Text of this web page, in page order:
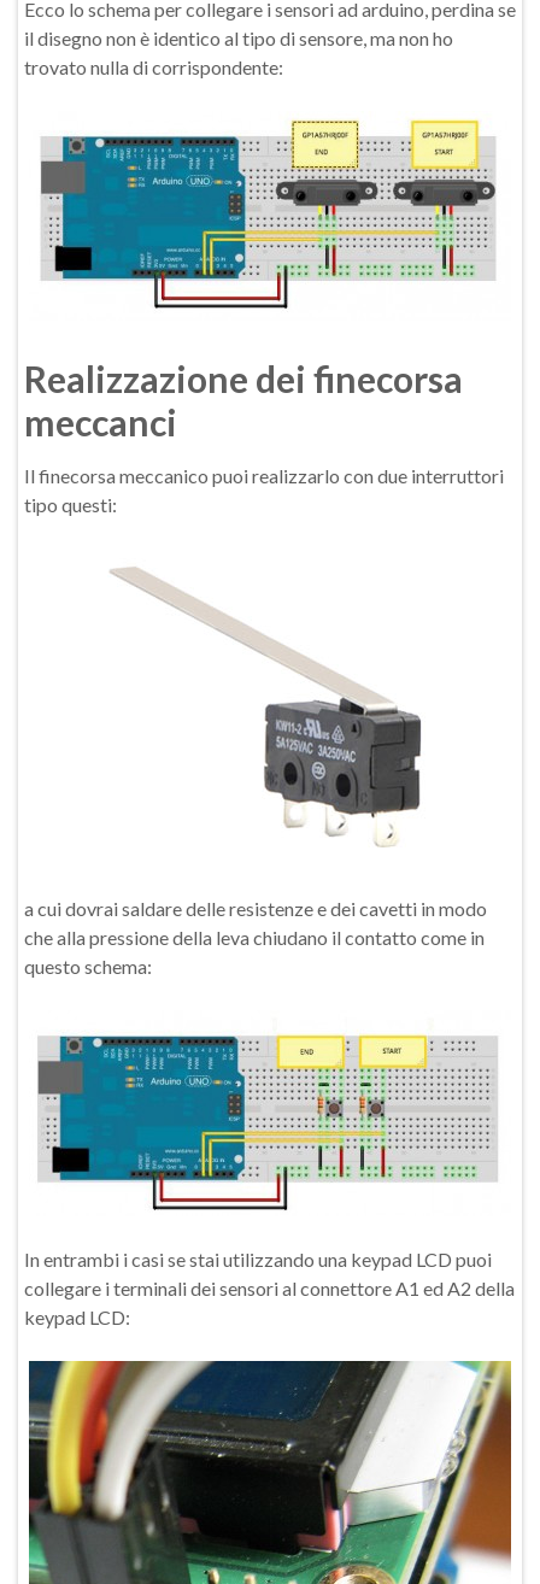
Ecco lo schema per collegare i sensori ad arduino, perdina se
il disegno non è identico al tipo di sensore, ma non ho
trovato nulla di corrispondente:
Realizzazione dei finecorsa
meccanci
Il finecorsa meccanico puoi realizzarlo con due interruttori
tipo questi:
a cui dovrai saldare delle resistenze e dei cavetti in modo
che alla pressione della leva chiudano il contatto come in
questo schema:
In entrambi i casi se stai utilizzando una keypad LCD puoi
collegare i terminali dei sensori al connettore A1 ed A2 della
keypad LCD: